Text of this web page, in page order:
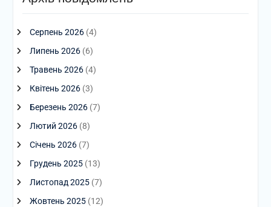
Серпень 2026(4)
Липень 2026(6)
Травень 2026(4)
Квітень 2026(3)
Березень 2026(7)
Лютий 2026(8)
Січень 2026(7)
Грудень 2025(13)
Листопад 2025(7)
Жовтень 2025(12)